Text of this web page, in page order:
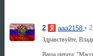
2 aaa2158 •
Здравствуйте,
Ваша цитата: